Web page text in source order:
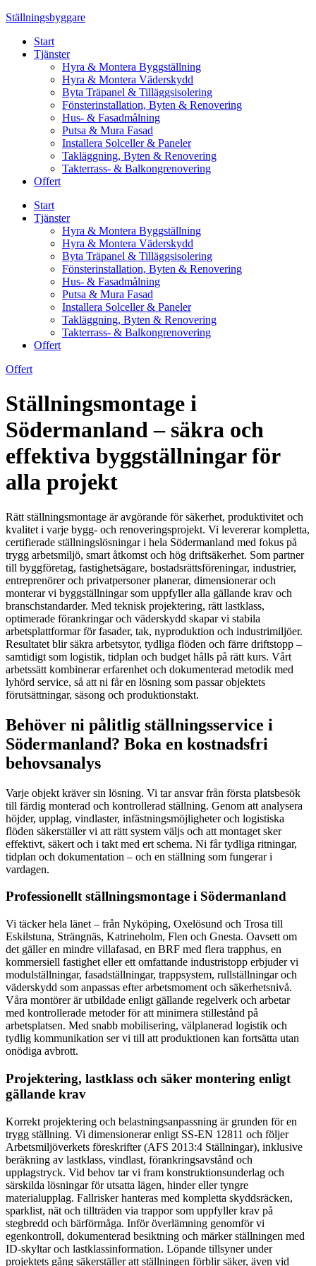
Skip
content
Ställningsbyggare
Start
Tjänster
Hyra & Montera Byggställning
Hyra & Montera Väderskydd
Byta Träpanel & Tilläggsisolering
Fönsterinstallation, Byten & Renovering
Hus- & Fasadmålning
Putsa & Mura Fasad
Installera Solceller & Paneler
Takläggning, Byten & Renovering
Takterrass- & Balkongrenovering
Offert
Start
Tjänster
Hyra & Montera Byggställning
Hyra & Montera Väderskydd
Byta Träpanel & Tilläggsisolering
Fönsterinstallation, Byten & Renovering
Hus- & Fasadmålning
Putsa & Mura Fasad
Installera Solceller & Paneler
Takläggning, Byten & Renovering
Takterrass- & Balkongrenovering
Offert
Offert
Ställningsmontage i
Södermanland – säkra och
effektiva byggställningar för
alla projekt
Rätt ställningsmontage är avgörande för säkerhet, produktivitet och
kvalitet i varje bygg- och renoveringsprojekt. Vi levererar kompletta,
certifierade ställningslösningar i hela Södermanland med fokus på
trygg arbetsmiljö, smart åtkomst och hög driftsäkerhet. Som partner
till byggföretag, fastighetsägare, bostadsrättsföreningar, industrier,
entreprenörer och privatpersoner planerar, dimensionerar och
monterar vi byggställningar som uppfyller alla gällande krav och
branschstandarder. Med teknisk projektering, rätt lastklass,
optimerade förankringar och väderskydd skapar vi stabila
arbetsplattformar för fasader, tak, nyproduktion och industrimiljöer.
Resultatet blir säkra arbetsytor, tydliga flöden och färre driftstopp –
samtidigt som logistik, tidplan och budget hålls på rätt kurs. Vårt
arbetssätt kombinerar erfarenhet och dokumenterad metodik med
lyhörd service, så att ni får en lösning som passar objektets
förutsättningar, säsong och produktionstakt.
Behöver ni pålitlig ställningsservice i
Södermanland? Boka en kostnadsfri
behovsanalys
Varje objekt kräver sin lösning. Vi tar ansvar från första platsbesök
till färdig monterad och kontrollerad ställning. Genom att analysera
höjder, upplag, vindlaster, infästningsmöjligheter och logistiska
flöden säkerställer vi att rätt system väljs och att montaget sker
effektivt, säkert och i takt med ert schema. Ni får tydliga ritningar,
tidplan och dokumentation – och en ställning som fungerar i
vardagen.
Professionellt ställningsmontage i Södermanland
Vi täcker hela länet – från Nyköping, Oxelösund och Trosa till
Eskilstuna, Strängnäs, Katrineholm, Flen och Gnesta. Oavsett om
det gäller en mindre villafasad, en BRF med flera trapphus, en
kommersiell fastighet eller ett omfattande industristopp erbjuder vi
modulställningar, fasadställningar, trappsystem, rullställningar och
väderskydd som anpassas efter arbetsmoment och säkerhetsnivå.
Våra montörer är utbildade enligt gällande regelverk och arbetar
med kontrollerade metoder för att minimera stillestånd på
arbetsplatsen. Med snabb mobilisering, välplanerad logistik och
tydlig kommunikation ser vi till att produktionen kan fortsätta utan
onödiga avbrott.
Projektering, lastklass och säker montering enligt
gällande krav
Korrekt projektering och belastningsanpassning är grunden för en
trygg ställning. Vi dimensionerar enligt SS-EN 12811 och följer
Arbetsmiljöverkets föreskrifter (AFS 2013:4 Ställningar), inklusive
beräkning av lastklass, vindlast, förankringsavstånd och
upplagstryck. Vid behov tar vi fram konstruktionsunderlag och
särskilda lösningar för utsatta lägen, hinder eller tyngre
materialupplag. Fallrisker hanteras med kompletta skyddsräcken,
sparklist, nät och tillträden via trappor som uppfyller krav på
stegbredd och bärförmåga. Inför överlämning genomför vi
egenkontroll, dokumenterad besiktning och märker ställningen med
ID-skyltar och lastklassinformation. Löpande tillsyner under
projektets gång säkerställer att ställningen förblir säker, även vid